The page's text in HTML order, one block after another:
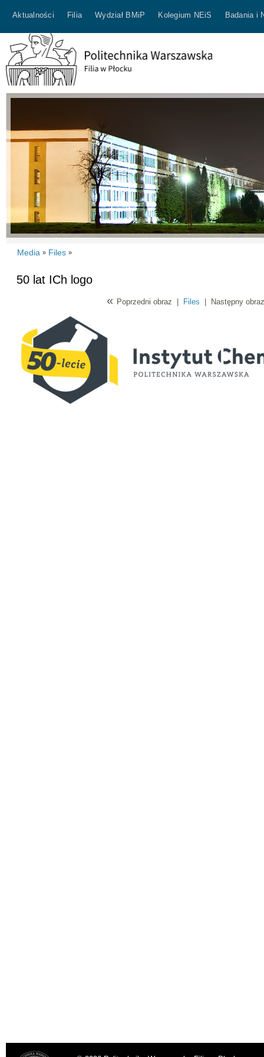
Aktualności Filia Wydział BMiP Kolegium NEiS Badania i
Media » Files »
50 lat ICh logo
« Poprzedni obraz Files Następny obraz